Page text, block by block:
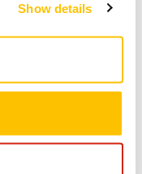
Show details